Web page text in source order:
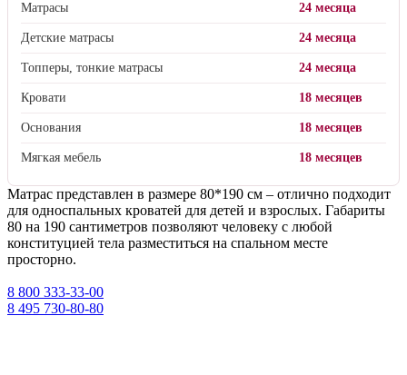
Матрасы 24 месяца
Детские матрасы 24 месяца
Топперы, тонкие матрасы 24 месяца
Кровати 18 месяцев
Основания 18 месяцев
Мягкая мебель 18 месяцев
Матрас представлен в размере 80*190 см – отлично подходит
для односпальных кроватей для детей и взрослых. Габариты
80 на 190 сантиметров позволяют человеку с любой
конституцией тела разместиться на спальном месте
просторно.
8 800 333-33-00
8 495 730-80-80